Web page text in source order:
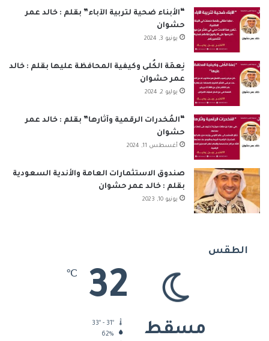
“الأبناء ضحية لتربية الآباء” بقلم : خالد عمر
حشوان
يونيو 3, 2024
نِعمَة الكُلى وكيفية المحافظة عليها بقلم : خالد
عمر حشوان
يوليو 2, 2024
“المُخدرات الرقمية وآثارها” بقلم : خالد عمر
حشوان
أغسطس 11, 2024
صندوق الاستثمارات العامة والأندية السعودية
بقلم : خالد عمر حشوان
يونيو 10, 2023
الطقس
مسقط
32
℃
62%